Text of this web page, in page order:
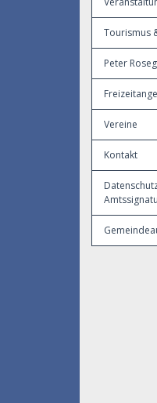
Tourismus
Peter
Vereine
Kontakt